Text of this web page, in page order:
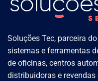
Soluções Tec, parceira
sistemas e ferramentas
de oficinas, centros
distribuidoras e revendas